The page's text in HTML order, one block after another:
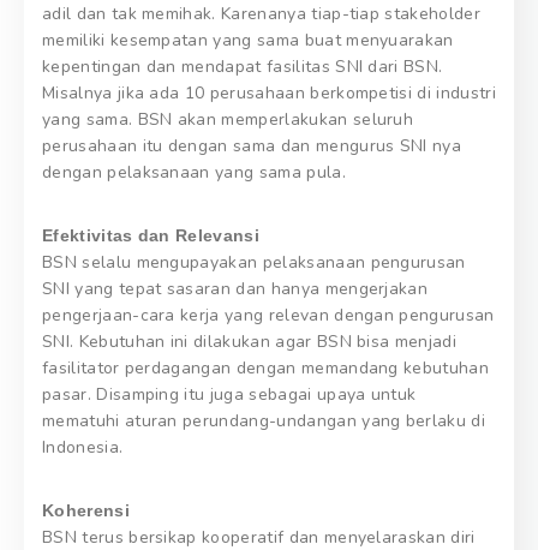
adil dan tak memihak. Karenanya tiap-tiap stakeholder
memiliki kesempatan yang sama buat menyuarakan
kepentingan dan mendapat fasilitas SNI dari BSN.
Misalnya jika ada 10 perusahaan berkompetisi di industri
yang sama. BSN akan memperlakukan seluruh
perusahaan itu dengan sama dan mengurus SNI nya
dengan pelaksanaan yang sama pula.
Efektivitas dan Relevansi
BSN selalu mengupayakan pelaksanaan pengurusan
SNI yang tepat sasaran dan hanya mengerjakan
pengerjaan-cara kerja yang relevan dengan pengurusan
SNI. Kebutuhan ini dilakukan agar BSN bisa menjadi
fasilitator perdagangan dengan memandang kebutuhan
pasar. Disamping itu juga sebagai upaya untuk
mematuhi aturan perundang-undangan yang berlaku di
Indonesia.
Koherensi
BSN terus bersikap kooperatif dan menyelaraskan diri